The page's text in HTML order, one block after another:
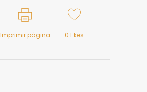
Imprimir página 0 Likes